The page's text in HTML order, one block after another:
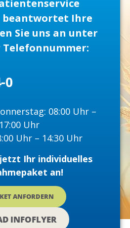
beantwortet Ihre
Sie uns an unter
0
08:00 Uhr –
17:00 Uhr
Uhr – 14:30 Uhr
Ihr individuelles
an!
ANFORDERN
INFOFLYER